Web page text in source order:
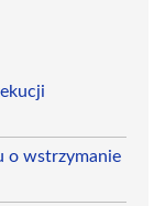
o wstrzymanie